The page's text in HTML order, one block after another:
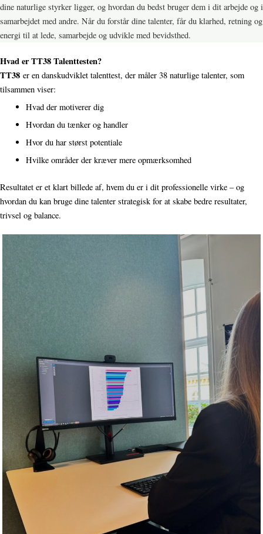
dine naturlige styrker ligger, og hvordan du bedst bruger dem i dit arbejde og i
samarbejdet med andre. Når du forstår dine talenter, får du klarhed, retning og
energi til at lede, samarbejde og udvikle med bevidsthed.
Hvad er TT38 Talenttesten?
TT38 er en danskudviklet talenttest, der måler 38 naturlige talenter, som
tilsammen viser:
Hvad der motiverer dig
Hvordan du tænker og handler
Hvor du har størst potentiale
Hvilke områder der kræver mere opmærksomhed
Resultatet er et klart billede af, hvem du er i dit professionelle virke – og
hvordan du kan bruge dine talenter strategisk for at skabe bedre resultater,
trivsel og balance.